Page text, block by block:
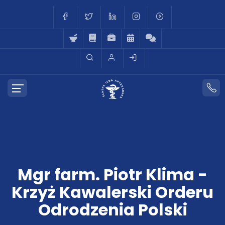
Mgr farm. Piotr Klima -
Krzyż Kawalerski Orderu
Odrodzenia Polski